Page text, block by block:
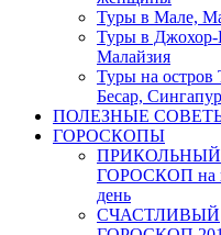
Туры в Мале,
Туры в Джохор-
Малайзия
Туры на остров
Бесар, Сингапур
ПОЛЕЗНЫЕ
ГОРОСКОПЫ
ПРИКОЛЬНЫЙ
ГОРОСКОП на
день
СЧАСТЛИВЫЙ